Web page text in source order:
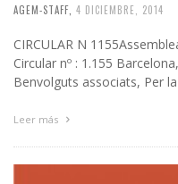
AGEM-STAFF 4 DICIEMBRE, 2014
CIRCULAR N
Circular nº : 1.155
Benvolguts associats, Per
Leer más